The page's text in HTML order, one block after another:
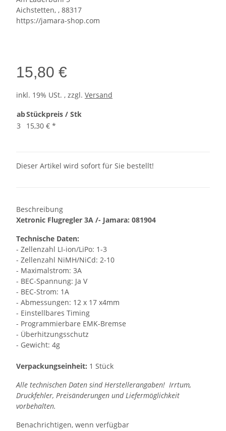
Aichstetten, , 88317
https://jamara-shop.com
15,80 €
inkl. 19% USt. , zzgl. Versand
abStückpreis / Stk
3
15,30 € *
Dieser Artikel wird sofort für Sie bestellt!
Beschreibung
Xetronic Flugregler 3A /- Jamara: 081904
Technische Daten:
- Zellenzahl LI-ion/LiPo: 1-3
- Zellenzahl NiMH/NiCd: 2-10
- Maximalstrom: 3A
- BEC-Spannung: Ja V
- BEC-Strom: 1A
- Abmessungen: 12 x 17 x4mm
- Einstellbares Timing
- Programmierbare EMK-Bremse
- Überhitzungsschutz
- Gewicht: 4g
Verpackungseinheit: 1 Stück
Alle technischen Daten sind Herstellerangaben! Irrtum,
Druckfehler, Preisänderungen und Liefermöglichkeit
vorbehalten.
Benachrichtigen, wenn verfügbar